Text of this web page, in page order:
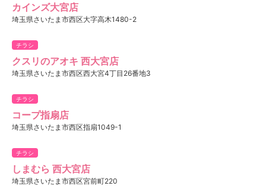
カインズ大宮店
埼玉県さいたま市西区大字高木1480-2
チラシ
クスリのアオキ 西大宮店
埼玉県さいたま市西区西大宮4丁目26番地3
チラシ
コープ指扇店
埼玉県さいたま市西区指扇1049-1
チラシ
しまむら 西大宮店
埼玉県さいたま市西区宮前町220